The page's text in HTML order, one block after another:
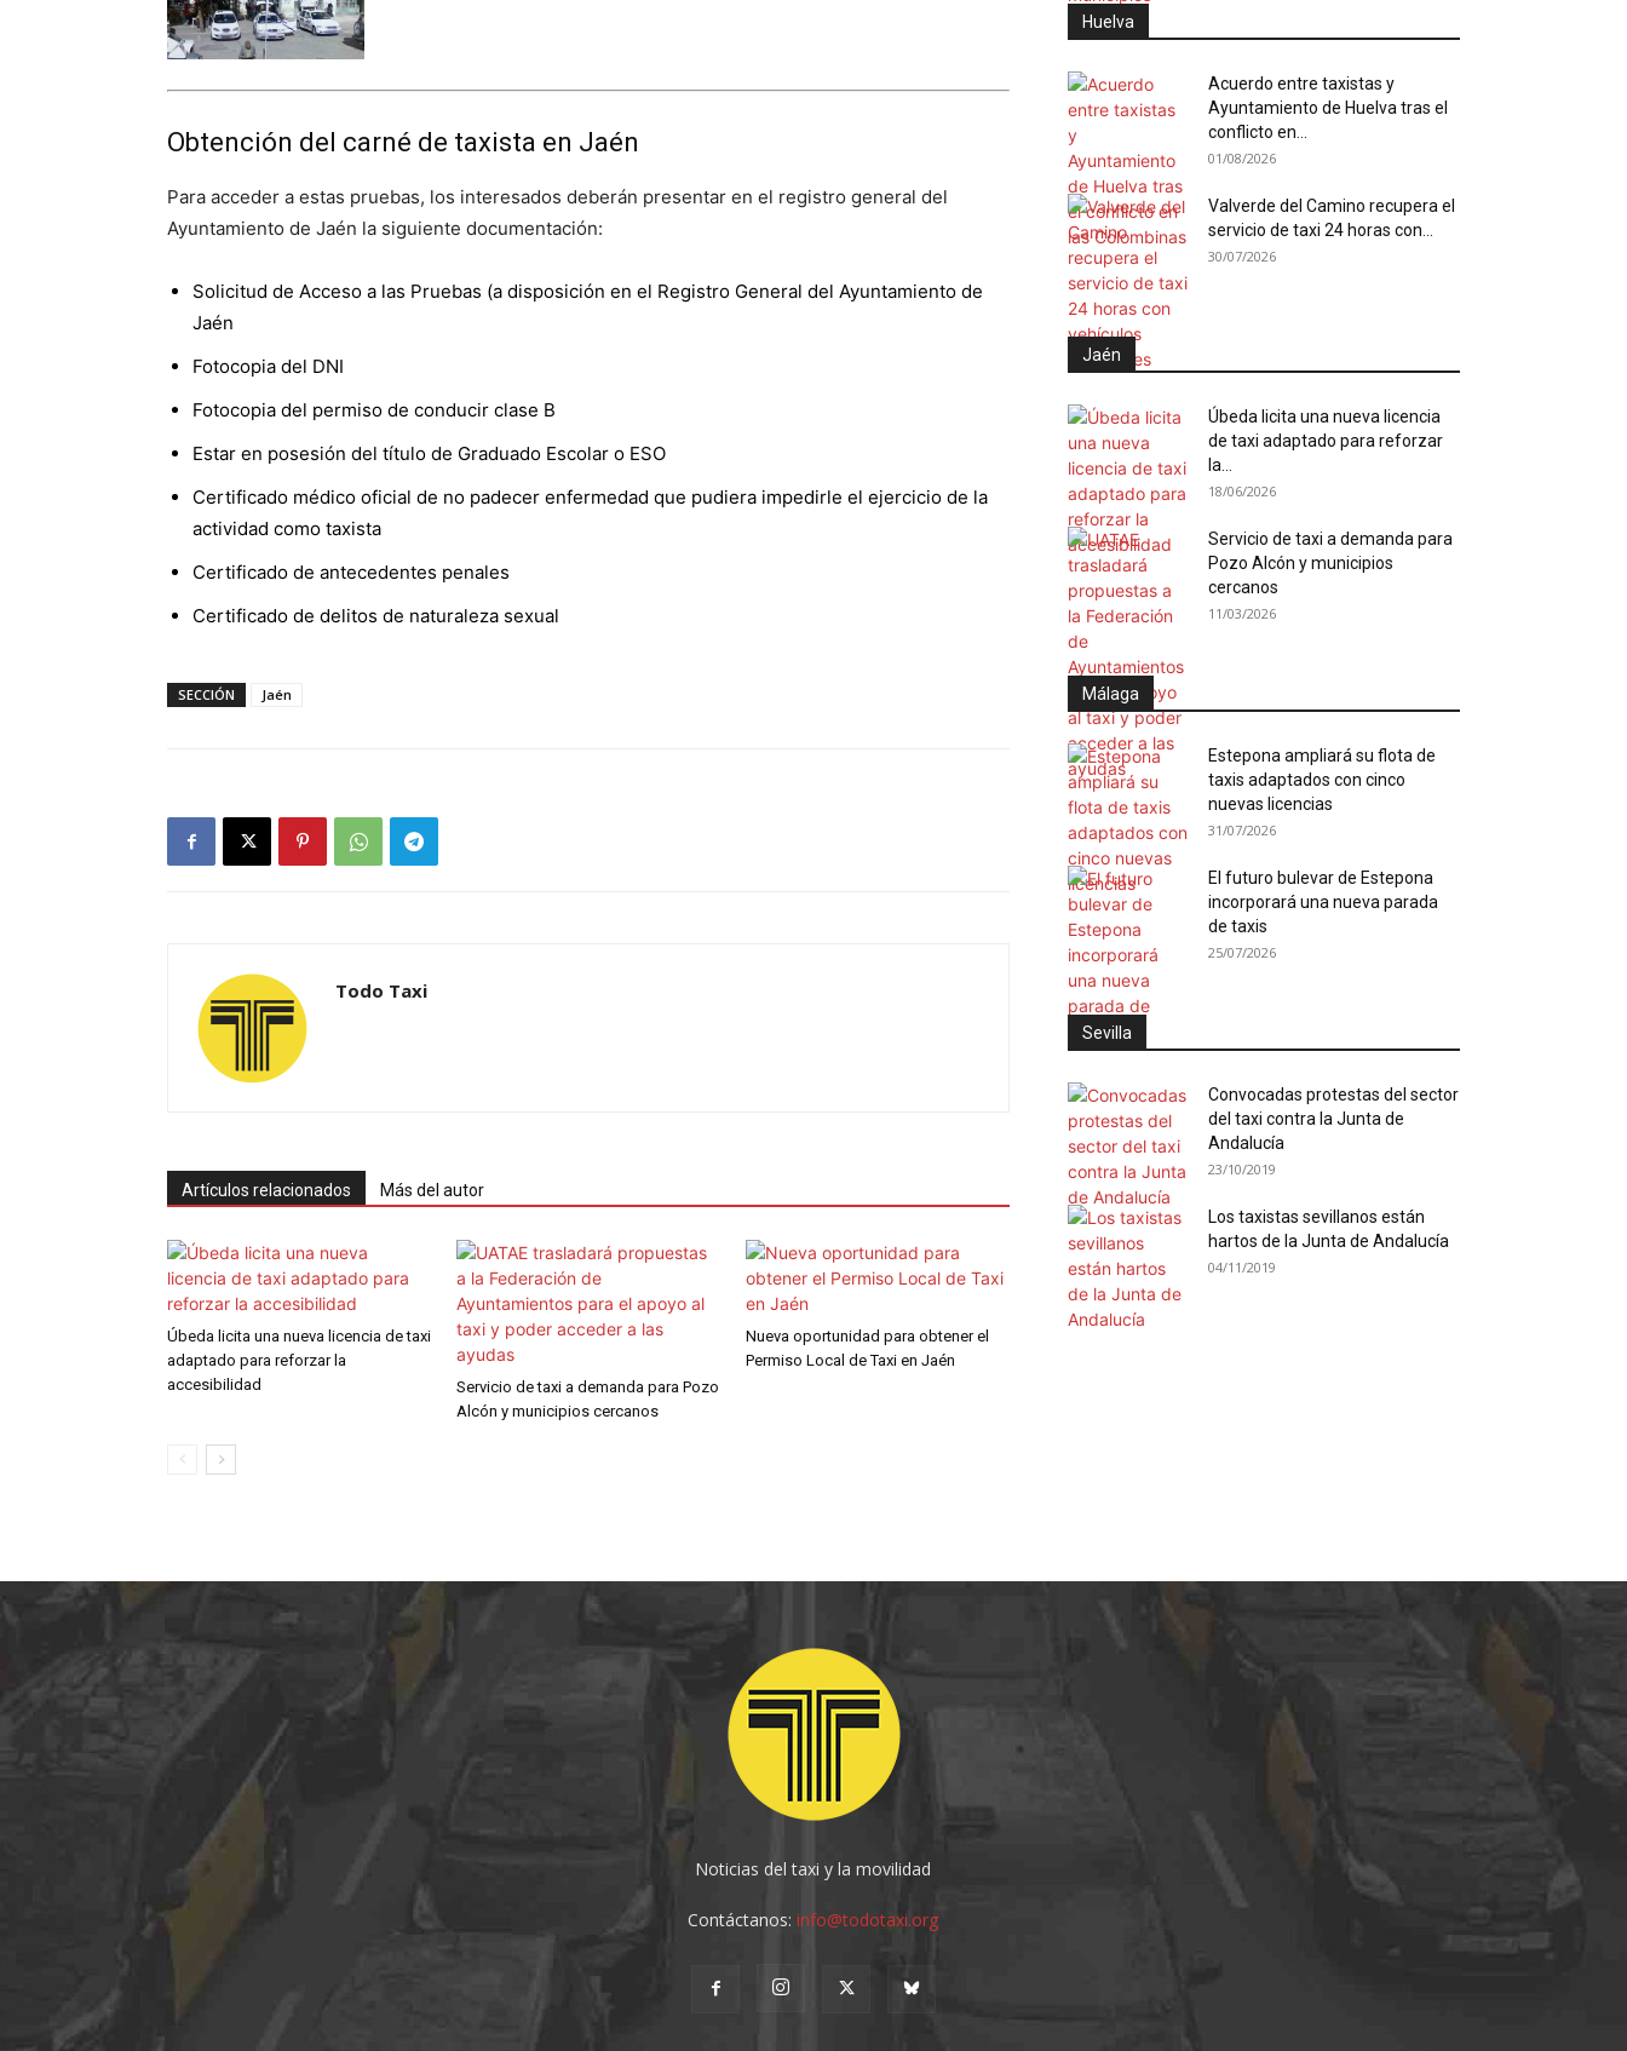
Obtención del carné de taxista en Jaén
Para acceder a estas pruebas, los interesados deberán presentar en el registro general del
Ayuntamiento de Jaén la siguiente documentación:
Solicitud de Acceso a las Pruebas (a disposición en el Registro General del Ayuntamiento de
Jaén
Fotocopia del DNI
Fotocopia del permiso de conducir clase B
Estar en posesión del título de Graduado Escolar o ESO
Certificado médico oficial de no padecer enfermedad que pudiera impedirle el ejercicio de la
actividad como taxista
Certificado de antecedentes penales
Certificado de delitos de naturaleza sexual
SECCIÓN Jaén
Todo Taxi
Artículos relacionados Más del autor
Úbeda licita una nueva licencia de taxi
adaptado para reforzar la
accesibilidad
Servicio de taxi a demanda para Pozo
Alcón y municipios cercanos
Nueva oportunidad para obtener el
Permiso Local de Taxi en Jaén
Huelva
Acuerdo entre taxistas y
Ayuntamiento de Huelva tras el
conflicto en...
01/08/2026
Valverde del Camino recupera el
servicio de taxi 24 horas con...
30/07/2026
Jaén
Úbeda licita una nueva licencia
de taxi adaptado para reforzar
la...
18/06/2026
Servicio de taxi a demanda para
Pozo Alcón y municipios
cercanos
11/03/2026
Málaga
Estepona ampliará su flota de
taxis adaptados con cinco
nuevas licencias
31/07/2026
El futuro bulevar de Estepona
incorporará una nueva parada
de taxis
25/07/2026
Sevilla
Convocadas protestas del sector
del taxi contra la Junta de
Andalucía
23/10/2019
Los taxistas sevillanos están
hartos de la Junta de Andalucía
04/11/2019
Noticias del taxi y la movilidad
Contáctanos:info@todotaxi.org